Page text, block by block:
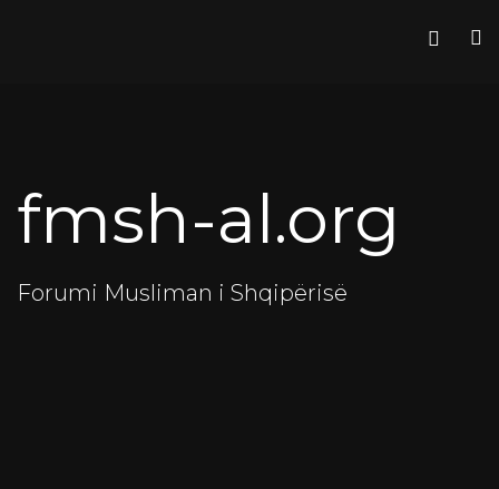
fmsh-al.org
Forumi Musliman i Shqipërisë